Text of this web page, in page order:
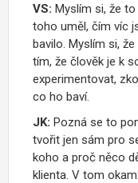
VS: Myslím si, že
toho uměl, čím víc
bavilo. Myslím si,
tím, že člověk je k
experimentovat,
co ho baví.
JK: Pozná se to
tvořit jen sám pro
koho a proč něco
klienta. V tom